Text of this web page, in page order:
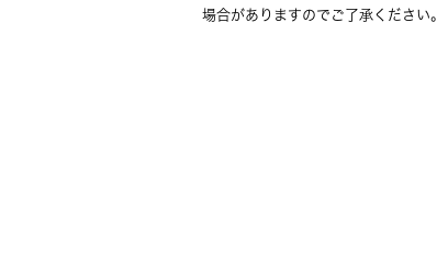
場合がありますのでご了承ください。